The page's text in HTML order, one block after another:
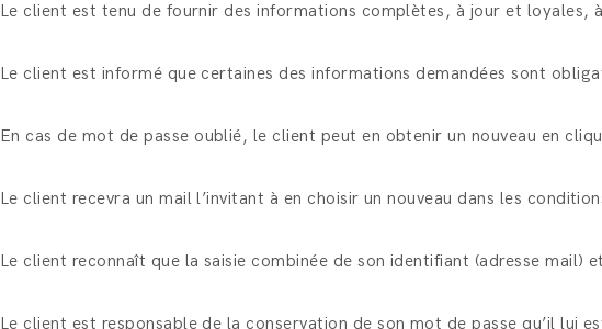
Le client est tenu de fournir des informations complètes, à jour et loyales,
Le client est informé que certaines des informations demandées sont
En cas de mot de passe oublié, le client peut en obtenir un nouveau en
Le client recevra un mail l’invitant à en choisir un nouveau dans les
Le client reconnaît que la saisie combinée de son identifiant (adresse
Le client est responsable de la conservation de son mot de passe qu’il lui